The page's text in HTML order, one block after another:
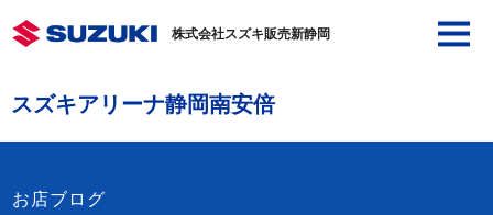
株式会社スズキ販売新静岡
スズキアリーナ静岡南安倍
お店ブログ